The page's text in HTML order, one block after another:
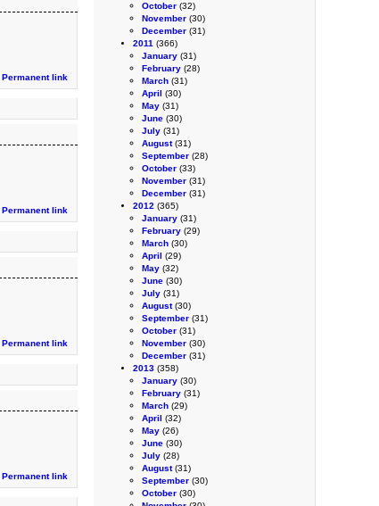
October (32)
November (30)
December (31)
2011 (366)
January (31)
February (28)
March (31)
April (30)
May (31)
June (30)
July (31)
August(31)
September (28)
October (33)
November (31)
December (31)
2012 (365)
January (31)
February (29)
March (30)
April (29)
May (32)
June (30)
July (31)
August(30)
September (31)
October (31)
November (30)
December (31)
2013 (358)
January (30)
February (31)
March (29)
April (32)
May (26)
June (30)
July (28)
August(31)
September (30)
October (30)
Permanent link
Permanent link
Permanent link
Permanent link